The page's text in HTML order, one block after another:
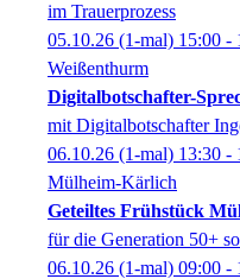
im Trauerprozess
05.10.26 (1-mal) 15:00 -
Weißenthurm
Digitalbotschafter-
mit Digitalbotschafter
06.10.26 (1-mal) 13:30 -
Mülheim-Kärlich
Geteiltes Frühstück
für die Generation 50+
06.10.26 (1-mal) 09:00 -